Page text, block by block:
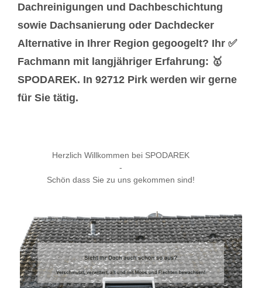
Dachreinigungen und Dachbeschichtung
sowie Dachsanierung oder Dachdecker
Alternative in Ihrer Region gegoogelt? Ihr ✅
Fachmann mit langjähriger Erfahrung: 🥇
SPODAREK. In 92712 Pirk werden wir gerne
für Sie tätig.
Herzlich Willkommen bei SPODAREK
-
Schön dass Sie zu uns gekommen sind!